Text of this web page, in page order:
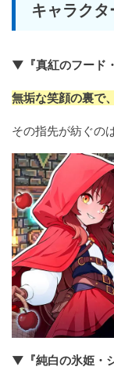
キャラクタ
▼『真紅のフード
無垢な笑顔の裏で
その指先が紡ぐの
▼『純白の氷姫・